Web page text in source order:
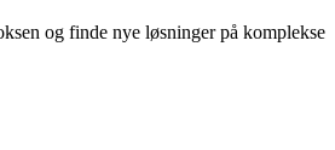
og finde nye løsninger på komplekse